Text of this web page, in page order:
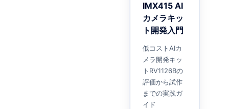
IMX415 AI
カメラキッ
ト開発入門
低コストAIカ
メラ開発キッ
トRV1126Bの
評価から試作
までの実践ガ
イド